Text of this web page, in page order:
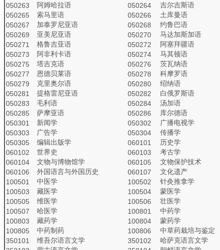
050263
阿姆哈拉语 050264
吉尔吉斯语
050265
索马里语 050266
土库曼语
050267
加泰罗尼亚语 050268
约鲁巴语
050269
亚美尼亚语 050270
马达加斯加语
050271
格鲁吉亚语 050272
阿塞拜疆语
050273
阿非利卡语 050274
马其顿语
050275
塔吉克语 050276
茨瓦纳语
050277
恩德贝莱语 050278
科摩罗语
050279
克里奥尔语 050280
绍纳语
050281
提格雷尼亚语 050282
白俄罗斯语
050283
毛利语 050284
汤加语
050285
萨摩亚语 050286
库尔德语
050301
新闻学 050302
广播电视学
050303
广告学 050304
传播学
050305
编辑出版学 060101
历史学
060102
世界史 060103
考古学
060104
文物与博物馆学 060105
文物保护技术
060106
外国语言与外国历史 060107
文化遗产
100501
中医学 100502
针灸推拿学
100503
藏医学 100504
蒙医学
100505
维医学 100506
壮医学
100507
哈医学 100801
中药学
100803
藏药学 100804
蒙药学
100805
中药制药 100806
中草药栽培与鉴定
350101
维吾尔语言文学 350102
哈萨克语言文学